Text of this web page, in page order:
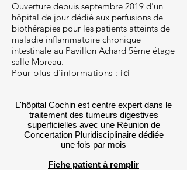
Ouverture depuis septembre 2019 d'un
hôpital de jour dédié aux perfusions de
biothérapies pour les patients atteints de
maladie inflammatoire chronique
intestinale au Pavillon Achard 5ème étage
salle Moreau.
Pour plus d'informations : ici
L'hôpital Cochin est centre expert dans le
traitement des tumeurs digestives
superficielles avec une Réunion de
Concertation Pluridisciplinaire dédiée
une fois par mois
Fiche patient à remplir